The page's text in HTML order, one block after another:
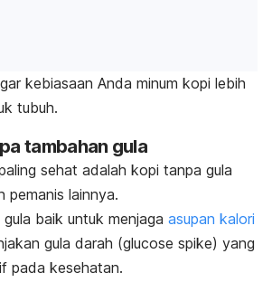
kebiasaan Anda minum kopi lebih
tubuh.
tambahan gula
sehat adalah kopi tanpa gula
pemanis lainnya.
baik untuk menjaga asupan kalori
gula darah (glucose spike) yang
pada kesehatan.